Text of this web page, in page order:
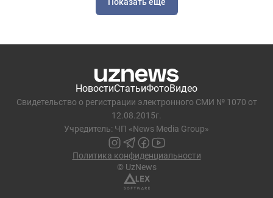
Показать еще
НовостиСтатьиФотоВидео
Свидетельство о регистрации электронного СМИ № 1070 от
12.08.2015г.
Учредитель: ЧП «News Media Group»
Политика конфиденциальности
© UzNews